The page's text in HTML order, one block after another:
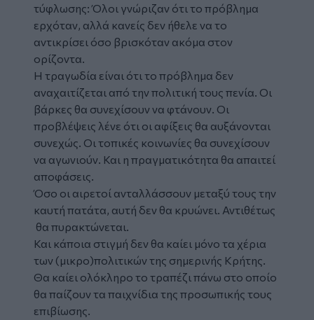
τύφλωσης: Όλοι γνώριζαν ότι το πρόβλημα
ερχόταν, αλλά κανείς δεν ήθελε να το
αντικρίσει όσο βρισκόταν ακόμα στον
ορίζοντα.
Η τραγωδία είναι ότι το πρόβλημα δεν
αναχαιτίζεται από την πολιτική τους πενία. Οι
βάρκες θα συνεχίσουν να φτάνουν. Οι
προβλέψεις λένε ότι οι αφίξεις θα αυξάνονται
συνεχώς. Οι τοπικές κοινωνίες θα συνεχίσουν
να αγωνιούν. Και η πραγματικότητα θα απαιτεί
αποφάσεις.
Όσο οι αιρετοί ανταλλάσσουν μεταξύ τους την
καυτή πατάτα, αυτή δεν θα κρυώνει. Αντιθέτως
θα πυρακτώνεται.
Και κάποια στιγμή δεν θα καίει μόνο τα χέρια
των (μικρο)πολιτικών της σημερινής Κρήτης.
Θα καίει ολόκληρο το τραπέζι πάνω στο οποίο
θα παίζουν τα παιχνίδια της προσωπικής τους
επιβίωσης.